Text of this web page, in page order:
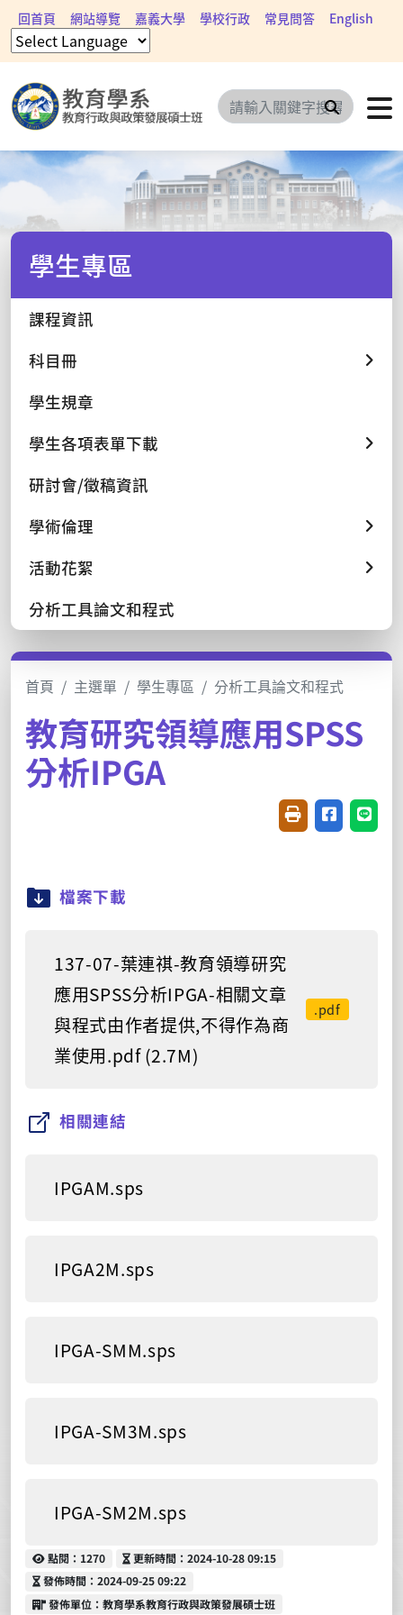
回首頁 網站導覽 嘉義大學 學校行政 常見問答 English
搜尋
學生專區
課程資訊
科目冊
學生規章
學生各項表單下載
研討會/徵稿資訊
學術倫理
活動花絮
分析工具論文和程式
首頁 主選單 學生專區 分析工具論文和程式
教育研究領導應用SPSS
分析IPGA
友善列印(開新視
分享至臉書
分享
檔案下載
137-07-葉連祺-教育領導研究
應用SPSS分析IPGA-相關文章
與程式由作者提供,不得作為商
業使用.pdf (2.7M)
.pdf
相關連結
IPGAM.sps
IPGA2M.sps
IPGA-SMM.sps
IPGA-SM3M.sps
IPGA-SM2M.sps
點閱
點閱：1270 更新時間
更新時間：2024-10-28 09:15
發佈時間
發佈時間：2024-09-25 09:22
發佈單位
發佈單位：教育學系教育行政與政策發展碩士班